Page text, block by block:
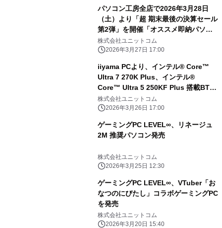
パソコン工房全店で2026年3月28日
（土）より「超 期末最後の決算セール
第2弾」を開催「オススメ即納パソコ
ン」や「PCパーツ・周辺機器等の日替
わりセール商品」など、お買い得商品
株式会社ユニットコム
2026年3月27日 17:00
iiyama PCより、インテル® Core™
Ultra 7 270K Plus、インテル®
Core™ Ultra 5 250KF Plus 搭載BTO
パソコン登場
株式会社ユニットコム
2026年3月26日 17:00
ゲーミングPC LEVEL∞、リネージュ
2M 推奨パソコン発売
株式会社ユニットコム
2026年3月25日 12:30
ゲーミングPC LEVEL∞、VTuber「お
なつのにびたし」コラボゲーミングPC
を発売
株式会社ユニットコム
2026年3月20日 15:40